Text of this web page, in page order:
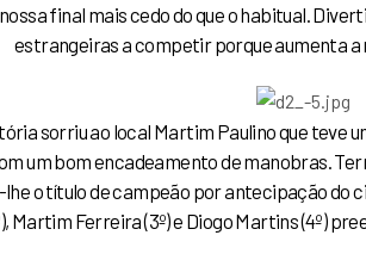
final mais cedo do que o habitual.
estrangeiras a competir porque aumenta a
sorriu ao local Martim Paulino que teve
um bom encadeamento de manobras.
o título de campeão por antecipação do
Martim Ferreira (3º) e Diogo Martins (4º)